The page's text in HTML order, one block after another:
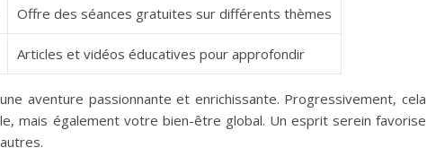
Offre des séances gratuites sur différents thèmes
Articles et vidéos éducatives pour approfondir
aventure passionnante et enrichissante. Progressivement, cela
mais également votre bien-être global. Un esprit serein favorise